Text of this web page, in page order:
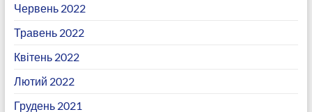
Червень 2022
Травень 2022
Квітень 2022
Лютий 2022
Грудень 2021